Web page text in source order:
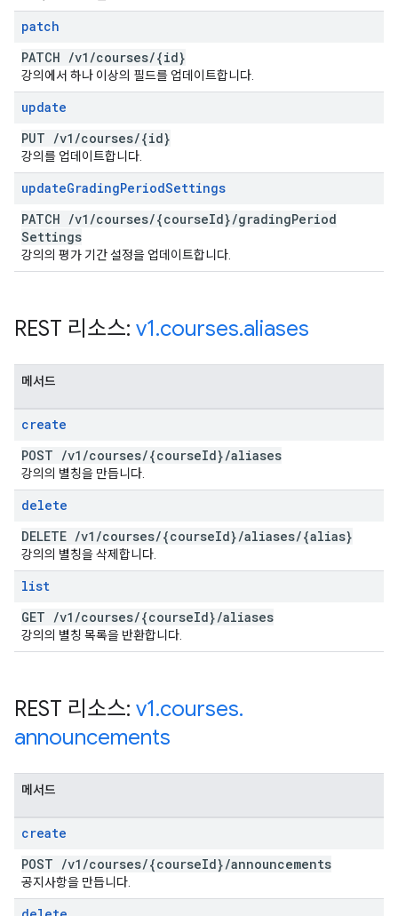
patch
PATCH /v1 /courses/{id}
강의에서 하나 이상의 필드를 업데이트합니다.
update
PUT /v1 /courses/{id}
강의를 업데이트합니다.
updateGradingPeriodSettings
PATCH /v1 /courses/{courseId}/gradingPeriod
Settings
강의의 평가 기간 설정을 업데이트합니다.
REST 리소스: v1.courses.aliases
메서드
create
POST /v1 /courses/{courseId}/aliases
강의의 별칭을 만듭니다.
delete
DELETE /v1 /courses/{courseId}/aliases/{alias}
강의의 별칭을 삭제합니다.
list
GET /v1 /courses/{courseId}/aliases
강의의 별칭 목록을 반환합니다.
REST 리소스: v1.courses.
announcements
메서드
create
POST /v1 /courses/{courseId}/announcements
공지사항을 만듭니다.